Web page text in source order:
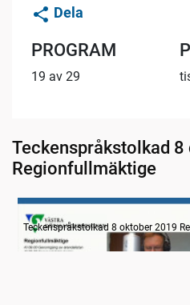
Dela
PROGRAM
19 av 29
Teckenspråkstolkad
Regionfullmäktige
Information
Teckenspråkstolkad 8 oktober 2019